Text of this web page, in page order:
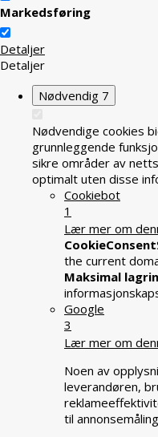
Markedsføring
Detaljer
Detaljer
Nødvendig 7
Nødvendige cookies
grunnleggende
sikre områder av
optimalt uten disse
Cookiebot
1
Lær mer om
CookieConsent
the current
Maksimal
Google
3
Lær mer om
Noen av
leverandøren,
til